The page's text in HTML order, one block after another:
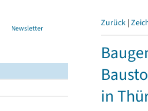
Newsletter Zurück |
in